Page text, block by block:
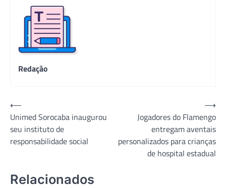
Redação
Navegação
de
Post
⟵
Unimed Sorocaba inaugurou
seu instituto de
responsabilidade social
Jogadores do Flamengo
entregam aventais
personalizados para crianças
de hospital estadual
⟶
Relacionados